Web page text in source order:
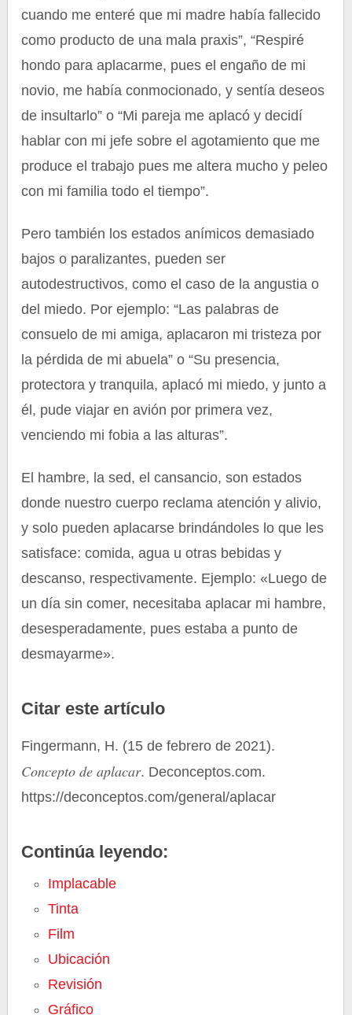
cuando me enteré que mi madre había fallecido
como producto de una mala praxis”, “Respiré
hondo para aplacarme, pues el engaño de mi
novio, me había conmocionado, y sentía deseos
de insultarlo” o “Mi pareja me aplacó y decidí
hablar con mi jefe sobre el agotamiento que me
produce el trabajo pues me altera mucho y peleo
con mi familia todo el tiempo”.
Pero también los estados anímicos demasiado
bajos o paralizantes, pueden ser
autodestructivos, como el caso de la angustia o
del miedo. Por ejemplo: “Las palabras de
consuelo de mi amiga, aplacaron mi tristeza por
la pérdida de mi abuela” o “Su presencia,
protectora y tranquila, aplacó mi miedo, y junto a
él, pude viajar en avión por primera vez,
venciendo mi fobia a las alturas”.
El hambre, la sed, el cansancio, son estados
donde nuestro cuerpo reclama atención y alivio,
y solo pueden aplacarse brindándoles lo que les
satisface: comida, agua u otras bebidas y
descanso, respectivamente. Ejemplo: «Luego de
un día sin comer, necesitaba aplacar mi hambre,
desesperadamente, pues estaba a punto de
desmayarme».
Citar este artículo
Fingermann, H. (15 de febrero de 2021).
Concepto de aplacar. Deconceptos.com.
https://deconceptos.com/general/aplacar
Continúa leyendo:
Implacable
Tinta
Film
Ubicación
Revisión
Gráfico